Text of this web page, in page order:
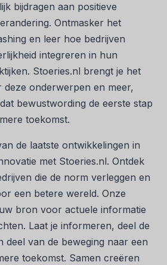
bijdragen aan positieve
Ontmasker het
en leer hoe bedrijven
integreren in hun
Stoeries.nl brengt je het
deze onderwerpen en meer,
bewustwording de eerste stap
toekomst.
de laatste ontwikkelingen in
met Stoeries.nl. Ontdek
die de norm verleggen en
een betere wereld. Onze
bron voor actuele informatie
Laat je informeren, deel de
deel van de beweging naar een
toekomst. Samen creëren